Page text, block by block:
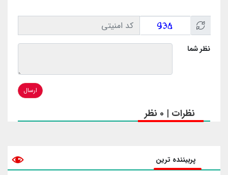
نظر شما
ارسال
نظرات | 0 نظر
پربیننده ترین